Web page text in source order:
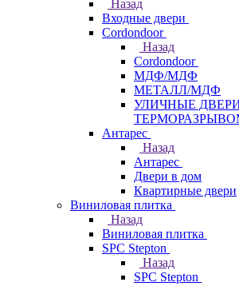
Назад
Входные двери
Cordondoor
Назад
Cordondoor
МДФ/МДФ
МЕТАЛЛ/МДФ
УЛИЧНЫЕ
Антарес
Назад
Антарес
Двери в дом
Квартирные двери
Виниловая плитка
Назад
Виниловая плитка
SPC Stepton
Назад
SPC Stepton